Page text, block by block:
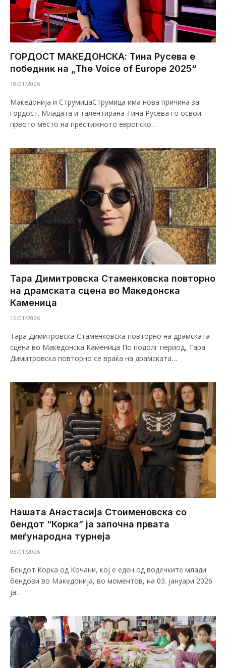
ГОРДОСТ МАКЕДОНСКА: Тина Русева е
победник на „The Voice of Europe 2025“
18/01/2026
Македонија и СтрумицаСтрумица има нова причина за
гордост. Младата и талентирана Тина Русева го освои
првото место на престижното европско…
Тара Димитровска Стаменковска повторно
на драмската сцена во Македонска
Каменица
16/01/2026
Тара Димитровска Стаменковска повторно на драмската
сцена во Македонска Каменица По подолг период, Тара
Димитровска повторно се враќа на драмската…
Нашата Анастасија Стоименовска со
бендот “Корка” ја започна првата
меѓународна турнеја
05/01/2026
Бендот Корка од Кочани, кој е еден од водечките млади
бендови во Македонија, во моментов, на 03. јануари 2026
ја…